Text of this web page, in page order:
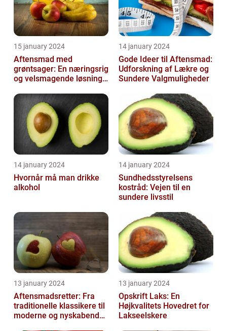
15 january 2024
Aftensmad med
grøntsager: En næringsrig
og velsmagende løsning
14 january 2024
Gode Ideer til Aftensmad:
Udforskning af Lækre og
Sundere Valgmuligheder
14 january 2024
Hvornår må man drikke
alkohol
14 january 2024
Sundhedsstyrelsens
kostråd: Vejen til en
sundere livsstil
13 january 2024
Aftensmadsretter: Fra
traditionelle klassikere til
moderne og nyskabende
13 january 2024
Opskrift Laks: En
Højkvalitets Hovedret for
Lakseelskere